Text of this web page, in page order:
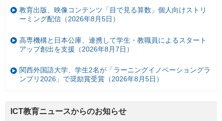
教育出版、映像コンテンツ「目で見る算数」個人向けストリ
ーミング配信（2026年8月5日）
高専機構と日本公庫、連携して学生・教職員によるスタート
アップ創出を支援（2026年8月7日）
関西外国語大学、学生2名が「ラーニングイノベーショングラ
ンプリ2026」で奨励賞受賞（2026年8月5日）
ICT教育ニュースからのお知らせ